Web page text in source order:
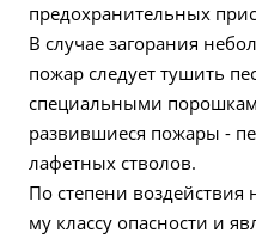
предохранительных
В случае загорания
пожар следует тушить
специальными
развившиеся пожары -
лафетных стволов.
По степени воздействия
му классу опасности и